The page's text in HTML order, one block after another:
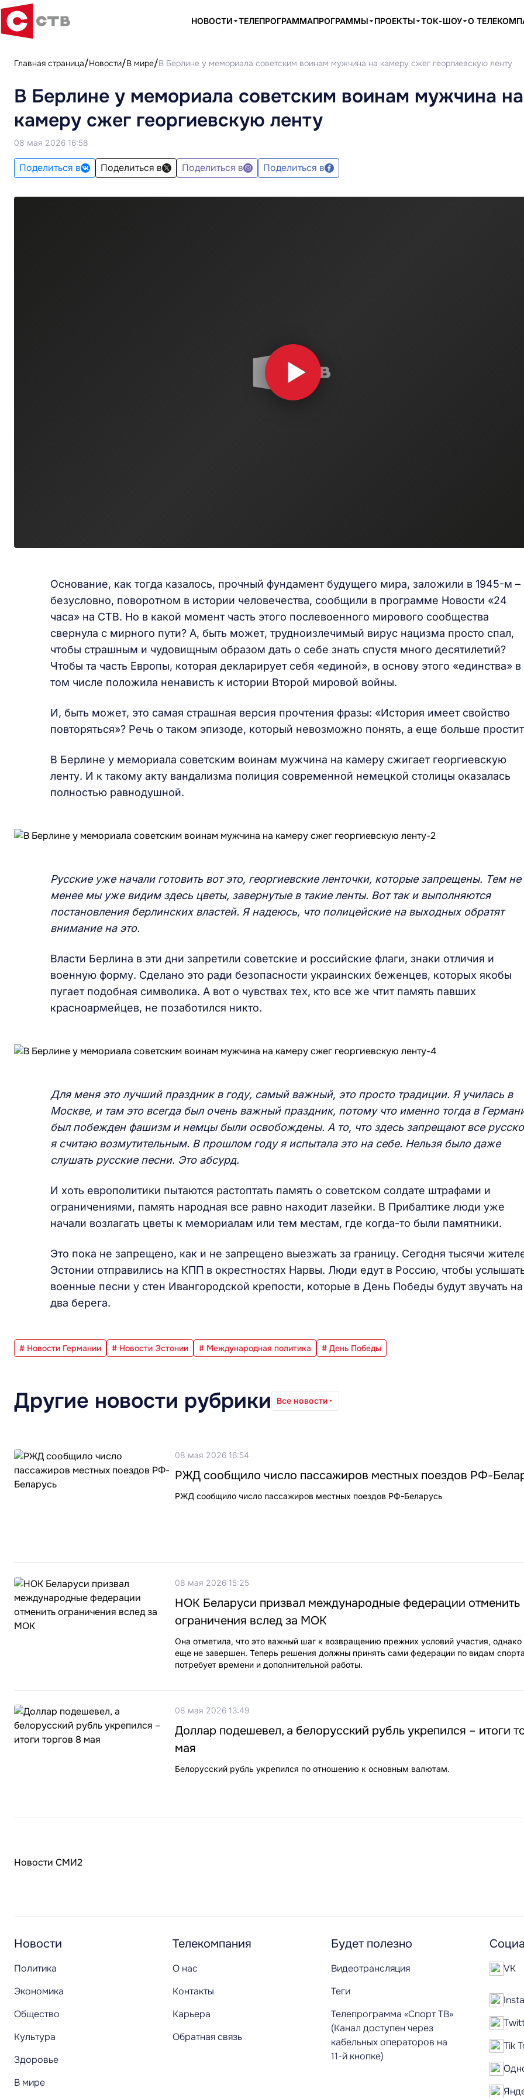
НОВОСТИ ТЕЛЕПРОГРАММАПРОГРАММЫ ПРОЕКТЫ ТОК-ШОУ О
Главная страница Новости В мире В Берлине у мемориала советским воинам мужчина на камеру сжег георгиевскую ленту
В Берлине у мемориала советским воинам мужчина на
камеру сжег георгиевскую ленту
08 мая 2026 16:58
Поделиться в Поделиться в Поделиться в Поделиться в
Основание, как тогда казалось, прочный фундамент будущего мира, заложили в 1945-м –
безусловно, поворотном в истории человечества, сообщили в программе Новости «24
часа» на СТВ. Но в какой момент часть этого послевоенного мирового сообщества
свернула с мирного пути? А, быть может, трудноизлечимый вирус нацизма просто спал,
чтобы страшным и чудовищным образом дать о себе знать спустя много десятилетий?
Чтобы та часть Европы, которая декларирует себя «единой», в основу этого «единства» в
том числе положила ненависть к истории Второй мировой войны.
И, быть может, это самая страшная версия прочтения фразы: «История имеет свойство
повторяться»? Речь о таком эпизоде, который невозможно понять, а еще больше
В Берлине у мемориала советским воинам мужчина на камеру сжигает георгиевскую
ленту. И к такому акту вандализма полиция современной немецкой столицы оказалась
полностью равнодушной.
Русские уже начали готовить вот это, георгиевские ленточки, которые запрещены. Тем не
менее мы уже видим здесь цветы, завернутые в такие ленты. Вот так и выполняются
постановления берлинских властей. Я надеюсь, что полицейские на выходных обратят
внимание на это.
Власти Берлина в эти дни запретили советские и российские флаги, знаки отличия и
военную форму. Сделано это ради безопасности украинских беженцев, которых якобы
пугает подобная символика. А вот о чувствах тех, кто все же чтит память павших
красноармейцев, не позаботился никто.
Для меня это лучший праздник в году, самый важный, это просто традиции. Я училась в
Москве, и там это всегда был очень важный праздник, потому что именно тогда в
был побежден фашизм и немцы были освобождены. А то, что здесь запрещают все
я считаю возмутительным. В прошлом году я испытала это на себе. Нельзя было даже
слушать русские песни. Это абсурд.
И хоть европолитики пытаются растоптать память о советском солдате штрафами и
ограничениями, память народная все равно находит лазейки. В Прибалтике люди уже
начали возлагать цветы к мемориалам или тем местам, где когда-то были памятники.
Это пока не запрещено, как и не запрещено выезжать за границу. Сегодня тысячи
Эстонии отправились на КПП в окрестностях Нарвы. Люди едут в Россию, чтобы
военные песни у стен Ивангородской крепости, которые в День Победы будут звучать на
два берега.
# Новости Германии # Новости Эстонии # Международная политика # День Победы
Другие новости рубрики Все новости
08 мая 2026 16:54
РЖД сообщило число пассажиров местных поездов РФ-
РЖД сообщило число пассажиров местных поездов РФ-Беларусь
08 мая 2026 15:25
НОК Беларуси призвал международные федерации отменить
ограничения вслед за МОК
Она отметила, что это важный шаг к возвращению прежних условий участия, однако
еще не завершен. Теперь решения должны принять сами федерации по видам
потребует времени и дополнительной работы.
08 мая 2026 13:49
Доллар подешевел, а белорусский рубль укрепился – итоги
мая
Белорусский рубль укрепился по отношению к основным валютам.
Новости СМИ2
Новости
Политика
Экономика
Общество
Культура
Здоровье
В мире
Телекомпания
О нас
Контакты
Карьера
Обратная связь
Будет полезно
Видеотрансляция
Теги
Телепрограмма «Спорт ТВ»
(Канал доступен через
кабельных операторов на
11-й кнопке)
VK
Tik